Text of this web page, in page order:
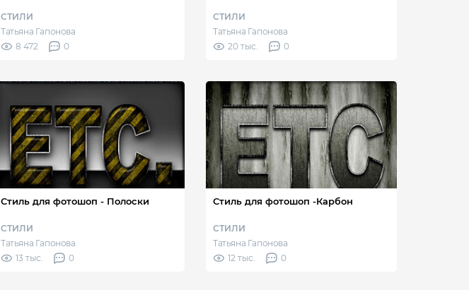
СТИЛИ
Татьяна Гапонова
8 472
0
СТИЛИ
Татьяна Гапонова
20 тыс.
0
Стиль для фотошоп - Полоски
СТИЛИ
Татьяна Гапонова
13 тыс.
0
Стиль для фотошоп -Карбон
СТИЛИ
Татьяна Гапонова
12 тыс.
0